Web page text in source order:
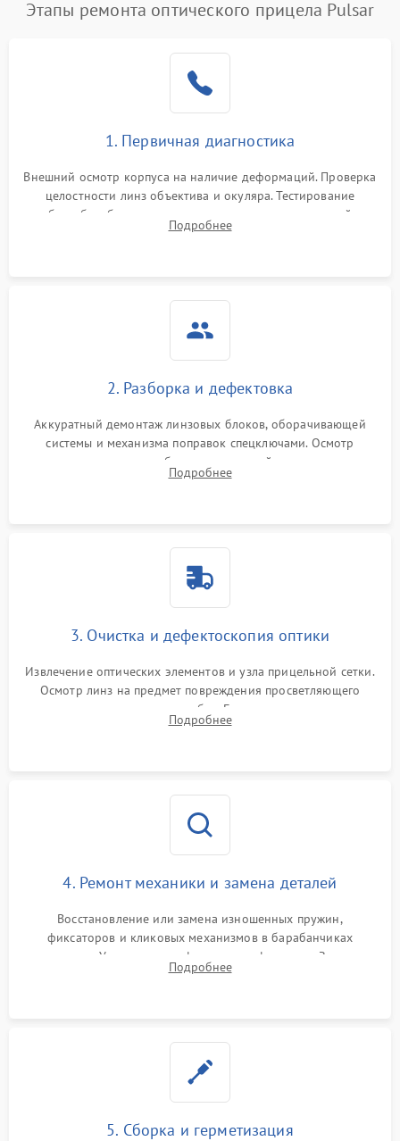
Этапы ремонта оптического прицела Pulsar
1. Первичная диагностика
Внешний осмотр корпуса на наличие деформаций. Проверка
целостности линз объектива и окуляра. Тестирование
работы барабанчиков ввода поправок, кольца отстройки
параллакса и зума. Выявление сколов, внутренних
Подробнее
2. Разборка и дефектовка
Аккуратный демонтаж линзовых блоков, оборачивающей
системы и механизма поправок спецключами. Осмотр
внутренних резьбовых соединений, пружин и
уплотнительных колец. Поиск причин люфта, смещения
Подробнее
3. Очистка и дефектоскопия оптики
Извлечение оптических элементов и узла прицельной сетки.
Осмотр линз на предмет повреждения просветляющего
покрытия или появления грибка. Бережная очистка стекол
спецрастворами. Проверка целостности гравированной
Подробнее
4. Ремонт механики и замена деталей
Восстановление или замена изношенных пружин,
фиксаторов и кликовых механизмов в барабанчиках
поправок. Устранение люфтов в трансфокаторе. Замена
поврежденных линз, разбитой сетки или восстановление
Подробнее
5. Сборка и герметизация